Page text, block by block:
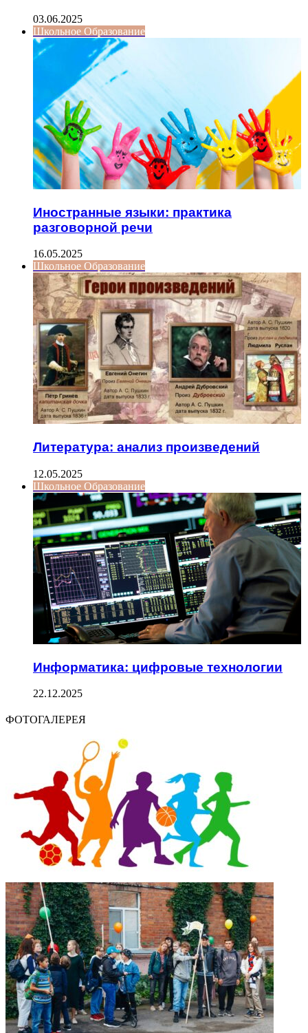
03.06.2025
Школьное Образование
Иностранные языки: практика
разговорной речи
16.05.2025
Школьное Образование
Литература: анализ произведений
12.05.2025
Школьное Образование
Информатика: цифровые технологии
22.12.2025
ФОТОГАЛЕРЕЯ